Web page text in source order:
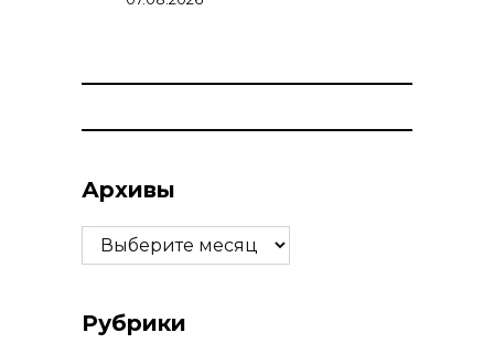
Архивы
Архивы
Рубрики